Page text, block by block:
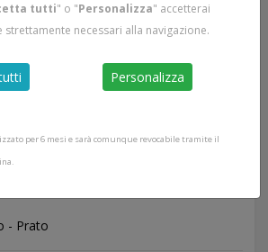
- Prato
tutti" o "Personalizza" accetterai
strettamente necessari alla navigazione.
Personalizza
per 6 mesi e sarà comunque revocabile tramite il